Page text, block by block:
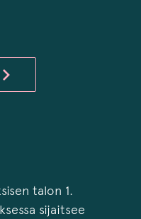
talon 1.
sijaitsee